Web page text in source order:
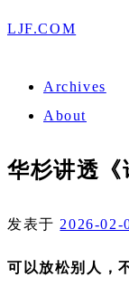
LJF.COM
Archives
About
华杉讲透
发表于 2026-02-
可以放松别人，